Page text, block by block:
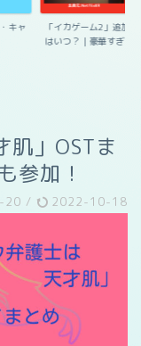
キャ
「イカゲーム2」追加
はいつ？｜豪華すぎ...
肌」OSTま
参加！
20 / 2022-10-18